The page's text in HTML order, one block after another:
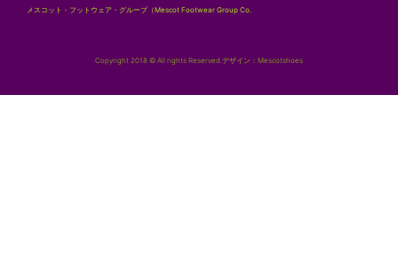
メスコット・フットウェア・グループ（Mescot Footwear Group Co.
Copyright 2018 © All rights Reserved.デザイン：Mescotshoes